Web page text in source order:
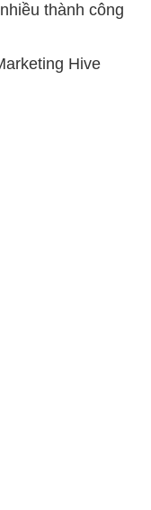
thành công
Hive